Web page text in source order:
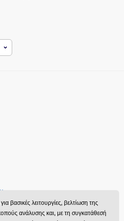
βασικές λειτουργίες, βελτίωση της
ανάλυσης και, με τη συγκατάθεσή